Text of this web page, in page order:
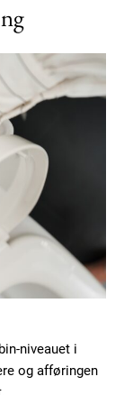
niveauet i
og afføringen